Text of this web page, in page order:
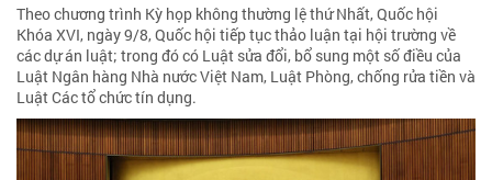
Theo chương trình Kỳ họp không thường lệ thứ Nhất, Quốc hội
Khóa XVI, ngày 9/8, Quốc hội tiếp tục thảo luận tại hội trường về
các dự án luật; trong đó có Luật sửa đổi, bổ sung một số điều của
Luật Ngân hàng Nhà nước Việt Nam, Luật Phòng, chống rửa tiền và
Luật Các tổ chức tín dụng.